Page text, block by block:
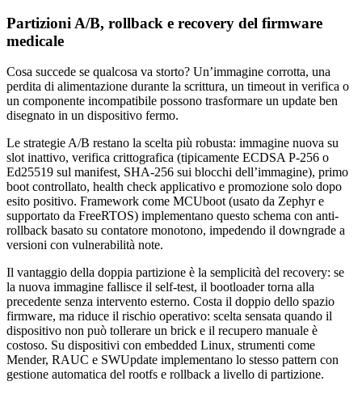
Partizioni A/B, rollback e recovery del firmware
medicale
Cosa succede se qualcosa va storto? Un’immagine corrotta, una
perdita di alimentazione durante la scrittura, un timeout in verifica o
un componente incompatibile possono trasformare un update ben
disegnato in un dispositivo fermo.
Le strategie A/B restano la scelta più robusta: immagine nuova su
slot inattivo, verifica crittografica (tipicamente ECDSA P-256 o
Ed25519 sul manifest, SHA-256 sui blocchi dell’immagine), primo
boot controllato, health check applicativo e promozione solo dopo
esito positivo. Framework come MCUboot (usato da Zephyr e
supportato da FreeRTOS) implementano questo schema con anti-
rollback basato su contatore monotono, impedendo il downgrade a
versioni con vulnerabilità note.
Il vantaggio della doppia partizione è la semplicità del recovery: se
la nuova immagine fallisce il self-test, il bootloader torna alla
precedente senza intervento esterno. Costa il doppio dello spazio
firmware, ma riduce il rischio operativo: scelta sensata quando il
dispositivo non può tollerare un brick e il recupero manuale è
costoso. Su dispositivi con embedded Linux, strumenti come
Mender, RAUC e SWUpdate implementano lo stesso pattern con
gestione automatica del rootfs e rollback a livello di partizione.